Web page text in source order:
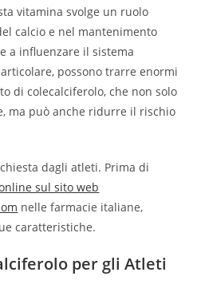
vitamina svolge un ruolo
calcio e nel mantenimento
a influenzare il sistema
possono trarre enormi
di colecalciferolo, che non solo
ma può anche ridurre il rischio
dagli atleti. Prima di
sul sito web
nelle farmacie italiane,
caratteristiche.
per gli Atleti